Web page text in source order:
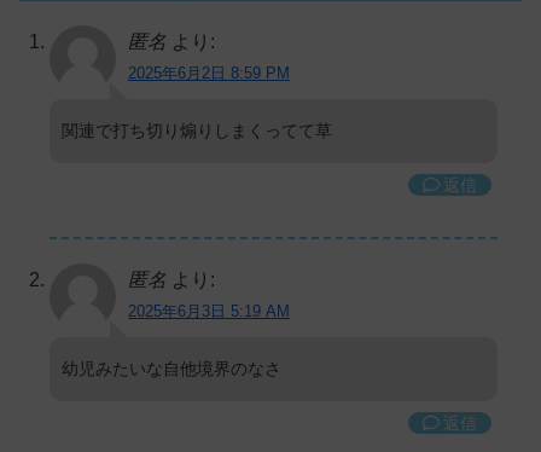
匿名 より:
2025年6月2日 8:59 PM
関連で打ち切り煽りしまくってて草
返信
匿名 より:
2025年6月3日 5:19 AM
幼児みたいな自他境界のなさ
返信